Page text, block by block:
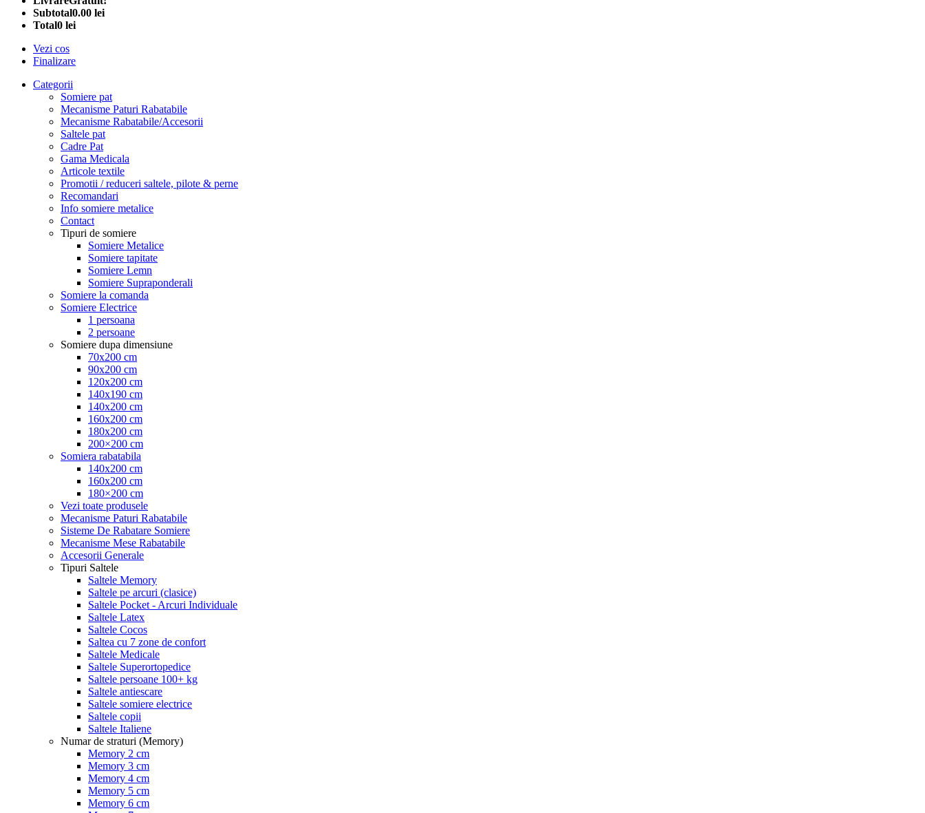
Subtotal0.00 lei
Total0 lei
Vezi cos
Finalizare
Categorii
Somiere pat
Mecanisme Paturi Rabatabile
Mecanisme Rabatabile/Accesorii
Saltele pat
Cadre Pat
Gama Medicala
Articole textile
Promotii / reduceri saltele, pilote & perne
Recomandari
Info somiere metalice
Contact
Tipuri de somiere
Somiere Metalice
Somiere tapitate
Somiere Lemn
Somiere Supraponderali
Somiere la comanda
Somiere Electrice
1 persoana
2 persoane
Somiere dupa dimensiune
70x200 cm
90x200 cm
120x200 cm
140x190 cm
140x200 cm
160x200 cm
180x200 cm
200×200 cm
Somiera rabatabila
140x200 cm
160x200 cm
180×200 cm
Vezi toate produsele
Mecanisme Paturi Rabatabile
Sisteme De Rabatare Somiere
Mecanisme Mese Rabatabile
Accesorii Generale
Tipuri Saltele
Saltele Memory
Saltele pe arcuri (clasice)
Saltele Pocket - Arcuri Individuale
Saltele Latex
Saltele Cocos
Saltea cu 7 zone de confort
Saltele Medicale
Saltele Superortopedice
Saltele persoane 100+ kg
Saltele antiescare
Saltele somiere electrice
Saltele copii
Saltele Italiene
Numar de straturi (Memory)
Memory 2 cm
Memory 3 cm
Memory 4 cm
Memory 5 cm
Memory 6 cm